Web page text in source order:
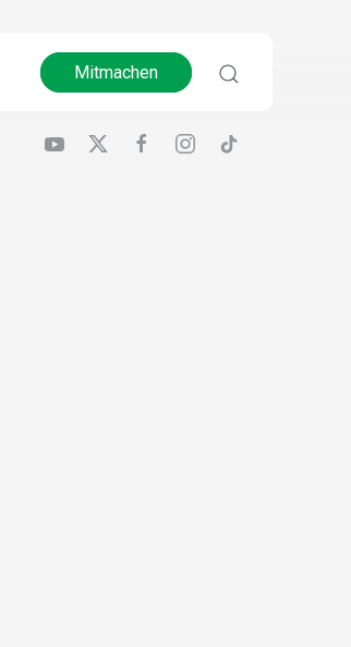
Mitmachen